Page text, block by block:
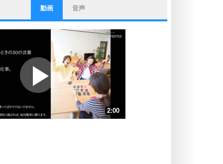
ストレス対策
他人と比べない。
いっそのこと、他人を見ない。
いらいらしない人になる30の方法
ポジティブになれない原因は、行動
しないから。
ポジティブ思考になる30の方法
人生、なんとかなるもの。
動画 音声
2:00